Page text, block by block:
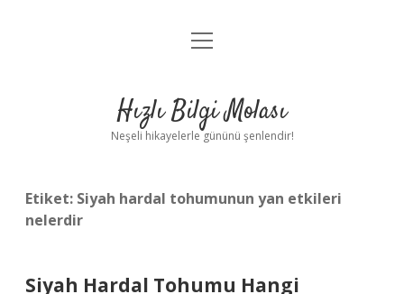
Anasayfa
Yasal Uyarı
menüyü
Hızlı Bilgi Molası
Neşeli hikayelerle gününü şenlendir!
Etiket: Siyah hardal tohumunun yan etkileri
nelerdir
Siyah Hardal Tohumu Hangi